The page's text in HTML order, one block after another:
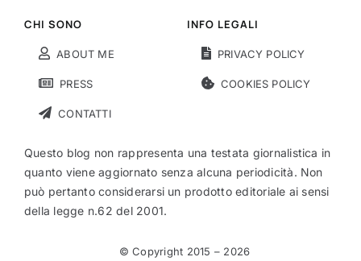
CHI SONO
ABOUT ME
PRESS
CONTATTI
INFO LEGALI
PRIVACY POLICY
COOKIES POLICY
Questo blog non rappresenta una testata giornalistica in
quanto viene aggiornato senza alcuna periodicità. Non
può pertanto considerarsi un prodotto editoriale ai sensi
della legge n.62 del 2001.
© Copyright 2015 – 2026